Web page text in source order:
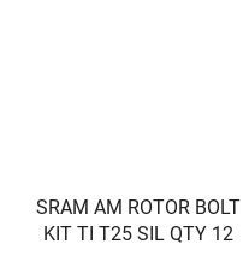
SRAM AM ROTOR BOLT
KIT TI T25 SIL QTY 12